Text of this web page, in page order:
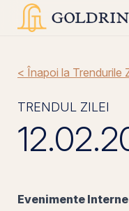
< Înapoi la Trendurile
TRENDUL ZILEI
Evenimente Interne